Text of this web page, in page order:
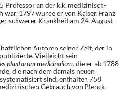
Professor an der k.k. medizinisch-
war. 1797 wurde er von Kaiser Franz
schwerer Krankheit am 24. August
Autoren seiner Zeit, der in
Vielleicht sein
plantarum medicinalium, die er ab 1788
die nach dem damals neuen
sind, enthalten 758
Gebrauch von Plenck